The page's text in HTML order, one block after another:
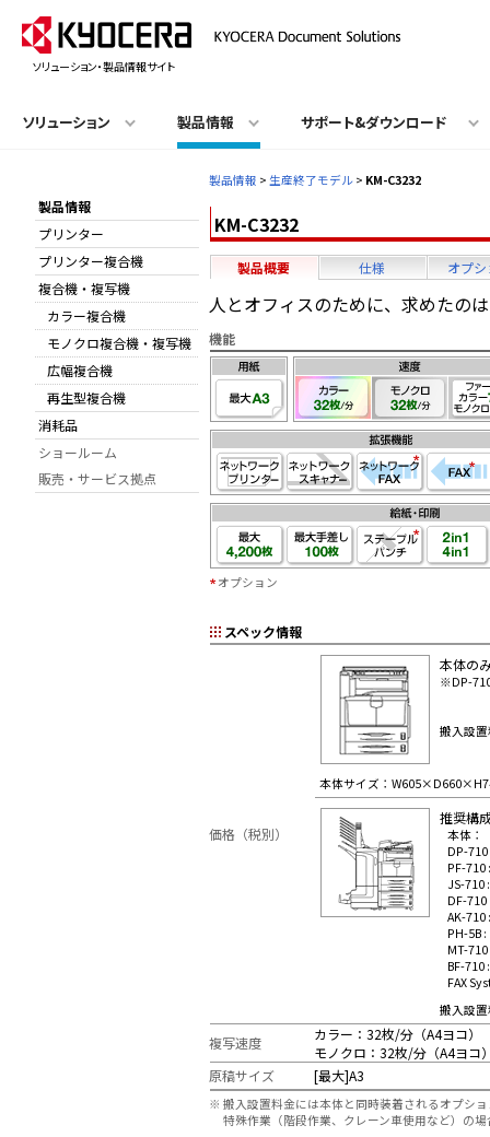
ソリューション・製品情報サイト
ソリューション 製品情報 サポート&ダウンロード
製品情報
プリンター
プリンター複合機
複合機・複写機
カラー複合機
モノクロ複合機・複写機
広幅複合機
再生型複合機
消耗品
ショールーム
販売・サービス拠点
製品情報 > 生産終了モデル > KM-C3232
KM-C3232
製品概要 仕様 オプ
人とオフィスのために、求めたの
機能
オプション
スペック情報
価格（税別）
本体の
※DP-710
搬入設
本体サイズ：
推奨構
本体：
DP-710
PF-710
JS-710 :
DF-710
AK-710
PH-5B :
MT-710
BF-710 :
FAX
搬入設
複写速度
カラー：32枚/分（A4ヨコ）
モノクロ：32枚/分（A4ヨコ
原稿サイズ
[最大]A3
※搬入設置料金には本体と同時装着されるオプシ
特殊作業（階段作業、クレーン車使用など）の